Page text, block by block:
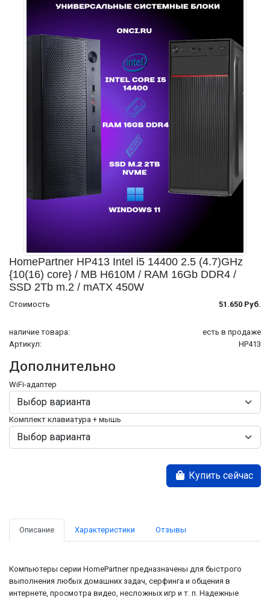
HomePartner HP413 Intel i5 14400 2.5 (4.7)GHz
{10(16) core} / MB H610M / RAM 16Gb DDR4 /
SSD 2Tb m.2 / mATX 450W
Стоимость 51.650 Руб.
наличие товара:
есть в продаже
Артикул:
HP413
Дополнительно
WiFi-адаптер
Комплект клавиатура + мышь
Купить сейчас
Описание Характеристики Отзывы
Компьютеры серии HomePartner предназначены для быстрого
выполнения любых домашних задач, серфинга и общения в
интернете, просмотра видео, несложных игр и т. п. Надежные